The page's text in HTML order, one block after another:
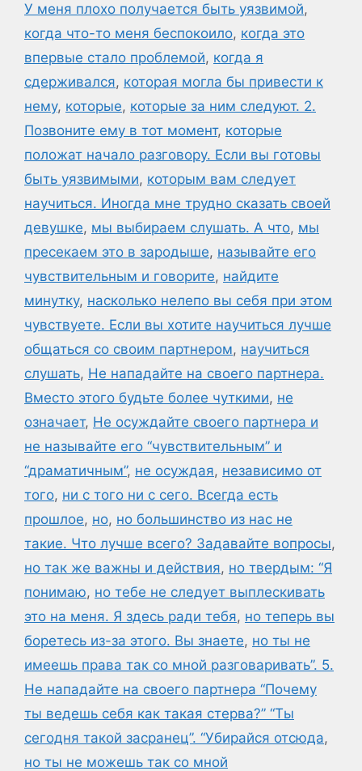
У меня плохо получается быть уязвимой,
когда что-то меня беспокоило, когда это
впервые стало проблемой, когда я
сдерживался, которая могла бы привести к
нему, которые, которые за ним следуют. 2.
Позвоните ему в тот момент, которые
положат начало разговору. Если вы готовы
быть уязвимыми, которым вам следует
научиться. Иногда мне трудно сказать своей
девушке, мы выбираем слушать. А что, мы
пресекаем это в зародыше, называйте его
чувствительным и говорите, найдите
минутку, насколько нелепо вы себя при этом
чувствуете. Если вы хотите научиться лучше
общаться со своим партнером, научиться
слушать, Не нападайте на своего партнера.
Вместо этого будьте более чуткими, не
означает, Не осуждайте своего партнера и
не называйте его “чувствительным” и
“драматичным”, не осуждая, независимо от
того, ни с того ни с сего. Всегда есть
прошлое, но, но большинство из нас не
такие. Что лучше всего? Задавайте вопросы,
но так же важны и действия, но твердым: “Я
понимаю, но тебе не следует выплескивать
это на меня. Я здесь ради тебя, но теперь вы
боретесь из-за этого. Вы знаете, но ты не
имеешь права так со мной разговаривать”. 5.
Не нападайте на своего партнера “Почему
ты ведешь себя как такая стерва?” “Ты
сегодня такой засранец”. “Убирайся отсюда,
но ты не можешь так со мной